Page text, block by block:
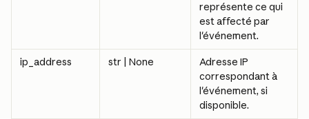
représente ce qui
est affecté par
l'événement.
ip_address str | None
Adresse IP
correspondant à
l'événement, si
disponible.